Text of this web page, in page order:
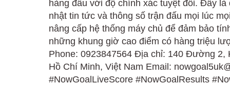
hàng đầu với độ chính xác tuyệt đối. Đây là
nhật tin tức và thông số trận đấu mọi lúc
nâng cấp hệ thống máy chủ để đảm bảo
những khung giờ cao điểm có hàng triệu
Phone: 0923847564 Địa chỉ: 140 Đường 2,
Hồ Chí Minh, Việt Nam Email:
#NowGoalLiveScore #NowGoalResults